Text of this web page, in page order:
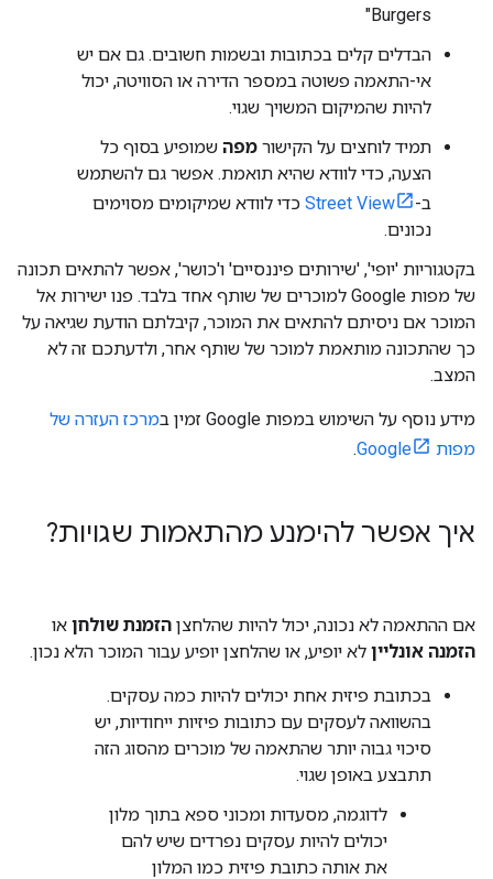
Burgers"
הבדלים קלים בכתובות ובשמות חשובים. גם אם יש
אי-התאמה פשוטה במספר הדירה או הסוויטה, יכול
להיות שהמיקום המשויך שגוי.
תמיד לוחצים על הקישור מפה שמופיע בסוף כל
הצעה, כדי לוודא שהיא תואמת. אפשר גם להשתמש
ב-
Street View כדי לוודא שמיקומים מסוימים
נכונים.
בקטגוריות 'יופי', 'שירותים פיננסיים' ו'כושר', אפשר להתאים תכונה
של מפות Google למוכרים של שותף אחד בלבד. פנו ישירות אל
המוכר אם ניסיתם להתאים את המוכר, קיבלתם הודעת שגיאה על
כך שהתכונה מותאמת למוכר של שותף אחר, ולדעתכם זה לא
המצב.
מידע נוסף על השימוש במפות Google זמין ב
מרכז העזרה של
מפות Google
.
איך אפשר להימנע מהתאמות שגויות?
אם ההתאמה לא נכונה, יכול להיות שהלחצן הזמנת שולחן או
הזמנה אונליין לא יופיע, או שהלחצן יופיע עבור המוכר הלא נכון.
בכתובת פיזית אחת יכולים להיות כמה עסקים.
בהשוואה לעסקים עם כתובות פיזיות ייחודיות, יש
סיכוי גבוה יותר שהתאמה של מוכרים מהסוג הזה
תתבצע באופן שגוי.
לדוגמה, מסעדות ומכוני ספא בתוך מלון
יכולים להיות עסקים נפרדים שיש להם
את אותה כתובת פיזית כמו המלון